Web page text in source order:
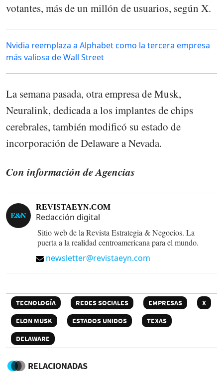
votantes, más de un millón de usuarios, según X.
Nvidia reemplaza a Alphabet como la tercera empresa
más valiosa de Wall Street
La semana pasada, otra empresa de Musk,
Neuralink, dedicada a los implantes de chips
cerebrales, también modificó su estado de
incorporación de Delaware a Nevada.
Con información de Agencias
REVISTAEYN.COM
Redacción digital
Sitio web de la Revista Estrategia & Negocios. La
puerta a la realidad centroamericana para el mundo.
newsletter@revistaeyn.com
TECNOLOGÍA REDES SOCIALES EMPRESAS
X
ELON MUSK
ESTADOS UNIDOS
TEXAS
DELAWARE
RELACIONADAS